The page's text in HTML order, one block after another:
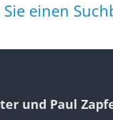
einen
und Paul